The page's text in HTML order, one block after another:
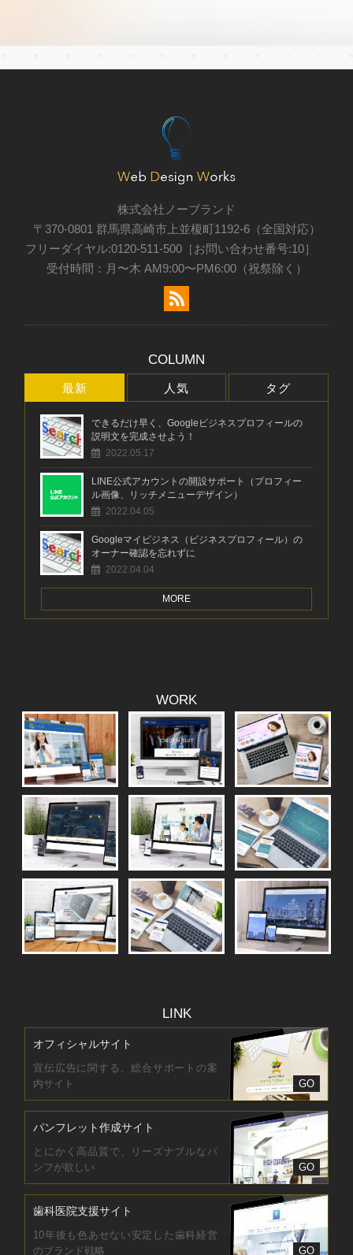
株式会社ノーブランド
〒370-0801 群馬県高崎市上並榎町1192-6（全国対応）
フリーダイヤル:0120-511-500［お問い合わせ番号:10］
受付時間：月〜木 AM9:00〜PM6:00（祝祭除く）
COLUMN
最新 人気 タグ
できるだけ早く、Googleビジネスプロフィールの
説明文を完成させよう！
2022.05.17
LINE公式アカウントの開設サポート（プロフィー
ル画像、リッチメニューデザイン）
2022.04.05
Googleマイビジネス（ビジネスプロフィール）の
オーナー確認を忘れずに
2022.04.04
MORE
WORK
LINK
オフィシャルサイト
宣伝広告に関する、総合サポートの案
内サイト
GO
パンフレット作成サイト
とにかく高品質で、リーズナブルなパ
ンフが欲しい
GO
歯科医院支援サイト
10年後も色あせない安定した歯科経営
のブランド戦略
GO